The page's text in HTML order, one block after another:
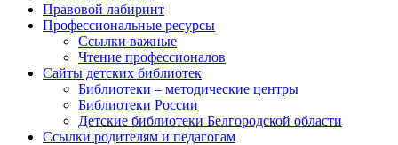
Правовой лабиринт
Профессиональные ресурсы
Ссылки важные
Чтение профессионалов
Сайты детских библиотек
Библиотеки – методические центры
Библиотеки России
Детские библиотеки Белгородской области
Ссылки родителям и педагогам